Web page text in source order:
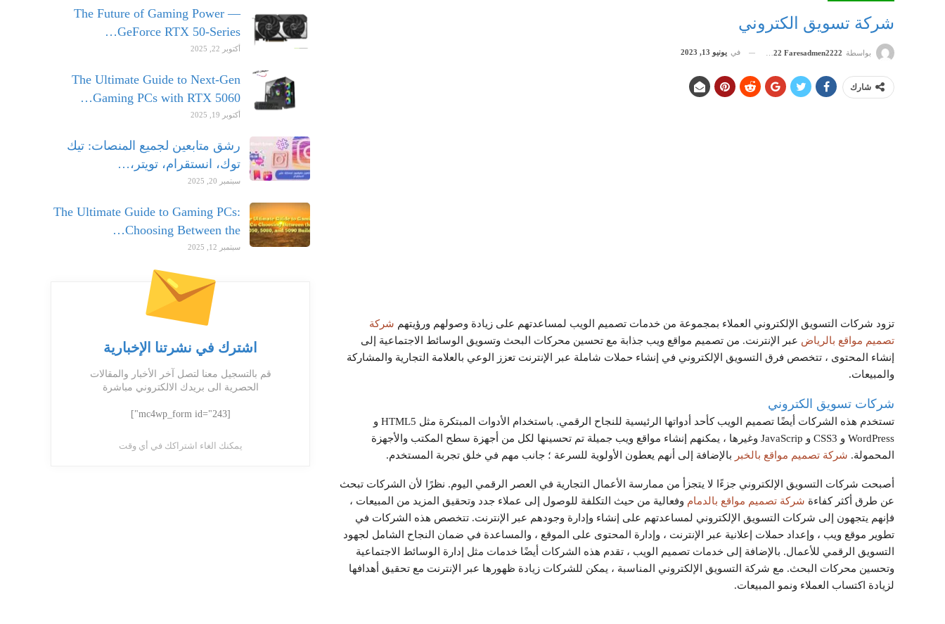
شركة تسويق الكتروني
بواسطة Admen2222 Faresadmen2222 في يونيو 13, 2023
شارك
تزود شركات التسويق الإلكتروني العملاء بمجموعة من خدمات تصميم الويب لمساعدتهم على زيادة وصولهم ورؤيتهم شركة
تصميم مواقع بالرياض عبر الإنترنت. من تصميم مواقع ويب جذابة مع تحسين محركات البحث وتسويق الوسائط الاجتماعية إلى
إنشاء المحتوى ، تتخصص فرق التسويق الإلكتروني في إنشاء حملات شاملة عبر الإنترنت تعزز الوعي بالعلامة التجارية والمشاركة
والمبيعات.
شركات تسويق الكتروني
تستخدم هذه الشركات أيضًا تصميم الويب كأحد أدواتها الرئيسية للنجاح الرقمي. باستخدام الأدوات المبتكرة مثل HTML5 و
WordPress و CSS3 و JavaScrip وغيرها ، يمكنهم إنشاء مواقع ويب جميلة تم تحسينها لكل من أجهزة سطح المكتب والأجهزة
المحمولة. شركة تصميم مواقع بالخبر بالإضافة إلى أنهم يعطون الأولوية للسرعة ؛ جانب مهم في خلق تجربة المستخدم.
أصبحت شركات التسويق الإلكتروني جزءًا لا يتجزأ من ممارسة الأعمال التجارية في العصر الرقمي اليوم. نظرًا لأن الشركات تبحث
عن طرق أكثر كفاءة شركة تصميم مواقع بالدمام وفعالية من حيث التكلفة للوصول إلى عملاء جدد وتحقيق المزيد من المبيعات ،
فإنهم يتجهون إلى شركات التسويق الإلكتروني لمساعدتهم على إنشاء وإدارة وجودهم عبر الإنترنت. تتخصص هذه الشركات في
تطوير موقع ويب ، وإعداد حملات إعلانية عبر الإنترنت ، وإدارة المحتوى على الموقع ، والمساعدة في ضمان النجاح الشامل لجهود
التسويق الرقمي للأعمال. بالإضافة إلى خدمات تصميم الويب ، تقدم هذه الشركات أيضًا خدمات مثل إدارة الوسائط الاجتماعية
وتحسين محركات البحث. مع شركة التسويق الإلكتروني المناسبة ، يمكن للشركات زيادة ظهورها عبر الإنترنت مع تحقيق أهدافها
لزيادة اكتساب العملاء ونمو المبيعات.
The Future of Gaming Power —
GeForce RTX 50-Series…
أكتوبر 22, 2025
The Ultimate Guide to Next-Gen
Gaming PCs with RTX 5060…
أكتوبر 19, 2025
رشق متابعين لجميع المنصات: تيك
توك، انستقرام، تويتر،…
سبتمبر 20, 2025
The Ultimate Guide to Gaming PCs:
Choosing Between the…
سبتمبر 12, 2025
اشترك في نشرتنا الإخبارية
قم بالتسجيل معنا لتصل آخر الأخبار والمقالات
الحصرية الى بريدك الالكتروني مباشرة
[mc4wp_form id="243"]
يمكنك الغاء اشتراكك في أي وقت